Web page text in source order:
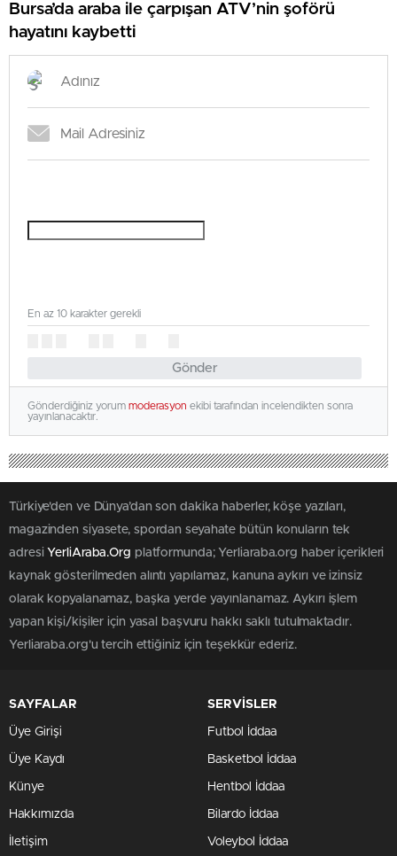
Bursa’da araba ile çarpışan ATV’nin şoförü
hayatını kaybetti
Gönder
En az 10 karakter gerekli
Gönderdiğiniz yorum moderasyon ekibi tarafından incelendikten sonra
yayınlanacaktır.
Türkiye'den ve Dünya’dan son dakika haberler, köşe yazıları,
magazinden siyasete, spordan seyahate bütün konuların tek
adresiYerliAraba.Org platformunda; Yerliaraba.org haber içerikleri
kaynak gösterilmeden alıntı yapılamaz, kanuna aykırı ve izinsiz
olarak kopyalanamaz, başka yerde yayınlanamaz. Aykırı işlem
yapan kişi/kişiler için yasal başvuru hakkı saklı tutulmaktadır.
Yerliaraba.org'u tercih ettiğiniz için teşekkür ederiz.
SAYFALAR
Üye Girişi
Üye Kaydı
Künye
Hakkımızda
İletişim
SERVİSLER
Futbol İddaa
Basketbol İddaa
Hentbol İddaa
Bilardo İddaa
Voleybol İddaa